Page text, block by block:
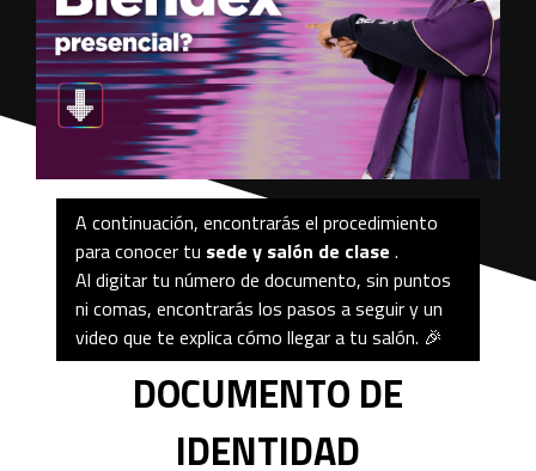
A continuación, encontrarás el procedimiento
para conocer tu sede y salón de clase .
Al digitar tu número de documento, sin puntos
ni comas, encontrarás los pasos a seguir y un
video que te explica cómo llegar a tu salón. 🎉
DOCUMENTO DE
IDENTIDAD